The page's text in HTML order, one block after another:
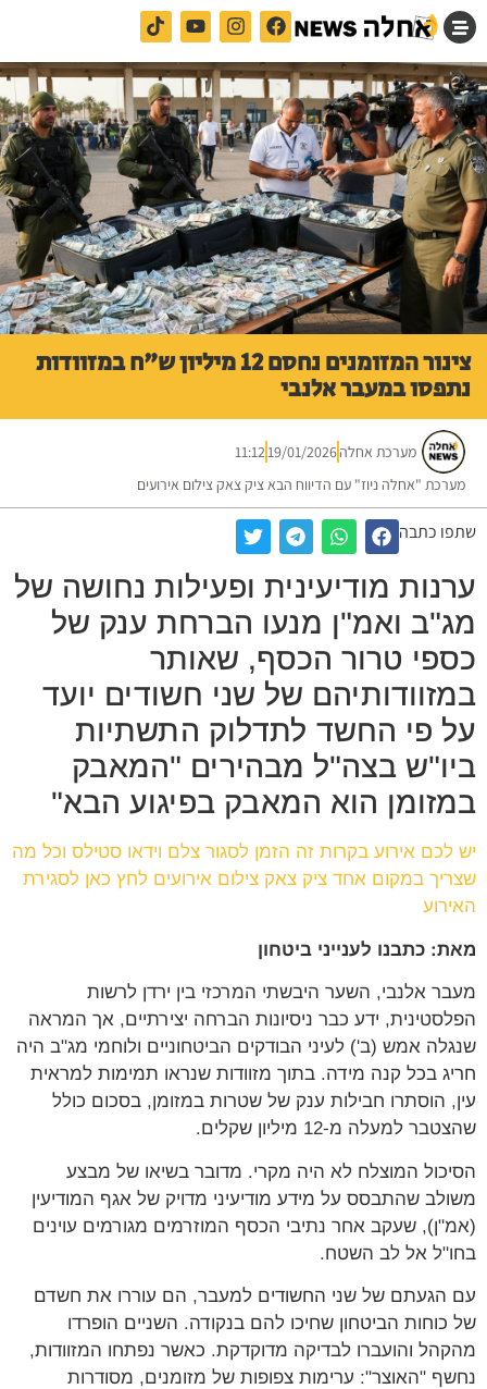
צינור המזומנים נחסם 12 מיליון ש"ח במזוודות
נתפסו במעבר אלנבי
מערכת אחלה19/01/2026
11:12
מערכת "אחלה ניוז" עם הדיווח הבא ציק צאק צילום אירועים
שתפו כתבה
ערנות מודיעינית ופעילות נחושה של
מג"ב ואמ"ן מנעו הברחת ענק של
כספי טרור הכסף, שאותר
במזוודותיהם של שני חשודים יועד
על פי החשד לתדלוק התשתיות
ביו"ש בצה"ל מבהירים "המאבק
במזומן הוא המאבק בפיגוע הבא"
יש לכם אירוע בקרות זה הזמן לסגור צלם וידאו סטילס וכל מה
שצריך במקום אחד ציק צאק צילום אירועים לחץ כאן לסגירת
האירוע
מאת: כתבנו לענייני ביטחון
מעבר אלנבי, השער היבשתי המרכזי בין ירדן לרשות
הפלסטינית, ידע כבר ניסיונות הברחה יצירתיים, אך המראה
שנגלה אמש (ב') לעיני הבודקים הביטחוניים ולוחמי מג"ב היה
חריג בכל קנה מידה. בתוך מזוודות שנראו תמימות למראית
עין, הוסתרו חבילות ענק של שטרות במזומן, בסכום כולל
שהצטבר למעלה מ-12 מיליון שקלים.
הסיכול המוצלח לא היה מקרי. מדובר בשיאו של מבצע
משולב שהתבסס על מידע מודיעיני מדויק של אגף המודיעין
(אמ"ן), שעקב אחר נתיבי הכסף המוזרמים מגורמים עוינים
בחו"ל אל לב השטח.
עם הגעתם של שני החשודים למעבר, הם עוררו את חשדם
של כוחות הביטחון שחיכו להם בנקודה. השניים הופרדו
מהקהל והועברו לבדיקה מדוקדקת. כאשר נפתחו המזוודות,
נחשף "האוצר": ערימות צפופות של מזומנים, מסודרות